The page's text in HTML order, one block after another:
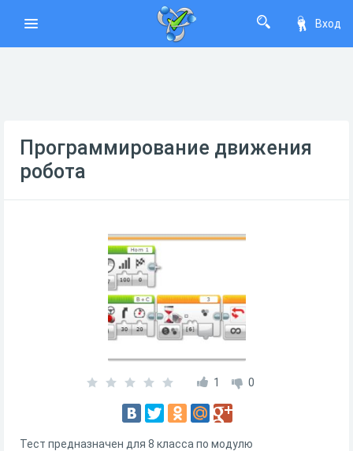
Вход
Программирование движения
робота
1 0
Тест предназначен для 8 класса по модулю